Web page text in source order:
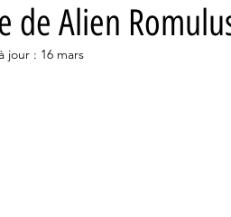
de Alien
jour : 16 mars